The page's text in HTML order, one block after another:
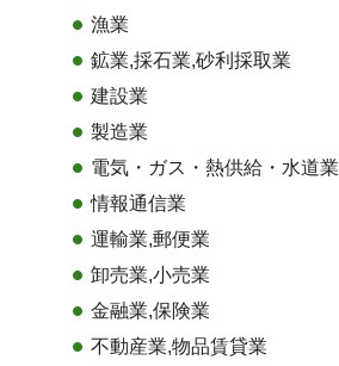
漁業
鉱業,採石業,砂利採取業
建設業
製造業
電気・ガス・熱供給・水道業
情報通信業
運輸業,郵便業
卸売業,小売業
金融業,保険業
不動産業,物品賃貸業